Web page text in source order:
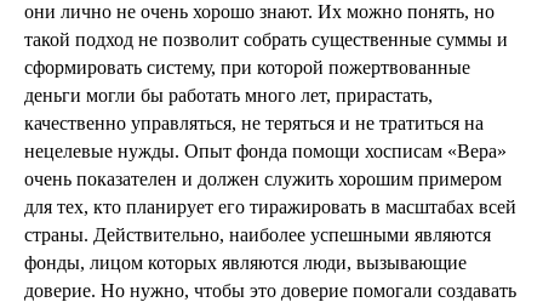
они лично не очень хорошо знают. Их можно понять, но
такой подход не позволит собрать существенные суммы и
сформировать систему, при которой пожертвованные
деньги могли бы работать много лет, прирастать,
качественно управляться, не теряться и не тратиться на
нецелевые нужды. Опыт фонда помощи хосписам «Вера»
очень показателен и должен служить хорошим примером
для тех, кто планирует его тиражировать в масштабах всей
страны. Действительно, наиболее успешными являются
фонды, лицом которых являются люди, вызывающие
доверие. Но нужно, чтобы это доверие помогали создавать